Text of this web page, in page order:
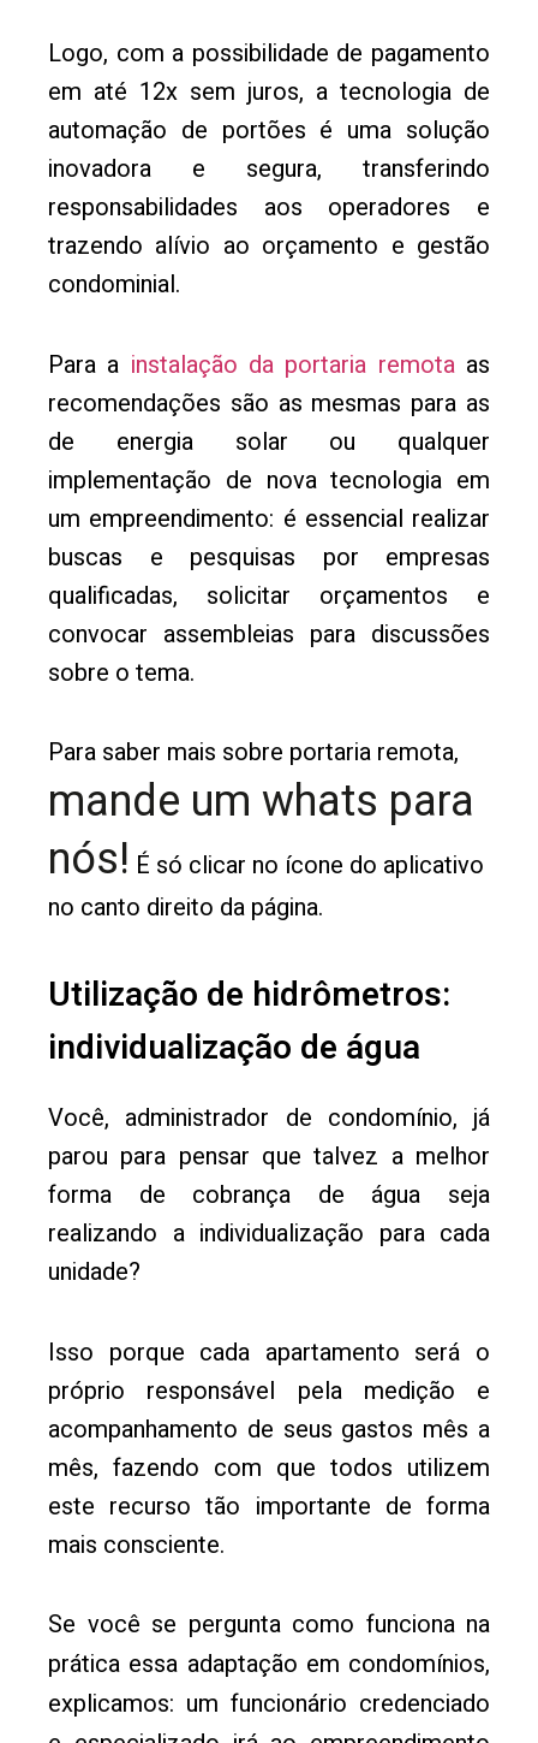
Logo, com a possibilidade de pagamento
em até 12x sem juros, a tecnologia de
automação de portões é uma solução
inovadora e segura, transferindo
responsabilidades aos operadores e
trazendo alívio ao orçamento e gestão
condominial.
Para a instalação da portaria remotaas
recomendações são as mesmas para as
de energia solar ou qualquer
implementação de nova tecnologia em
um empreendimento: é essencial realizar
buscas e pesquisas por empresas
qualificadas, solicitar orçamentos e
convocar assembleias para discussões
sobre o tema.
Para saber mais sobre portaria remota,
mande um whats para
nós! É só clicar no ícone do aplicativo
no canto direito da página.
Utilização de hidrômetros:
individualização de água
Você, administrador de condomínio, já
parou para pensar que talvez a melhor
forma de cobrança de água seja
realizando a individualização para cada
unidade?
Isso porque cada apartamento será o
próprio responsável pela medição e
acompanhamento de seus gastos mês a
mês, fazendo com que todos utilizem
este recurso tão importante de forma
mais consciente.
Se você se pergunta como funciona na
prática essa adaptação em condomínios,
explicamos: um funcionário credenciado